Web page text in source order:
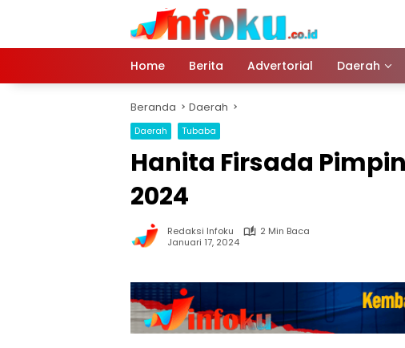
Home Berita Advertorial Daerah
Beranda Daerah
Daerah Tubaba
Hanita Firsada
2024
Redaksi Infoku
2 Min Baca
Januari 17, 2024